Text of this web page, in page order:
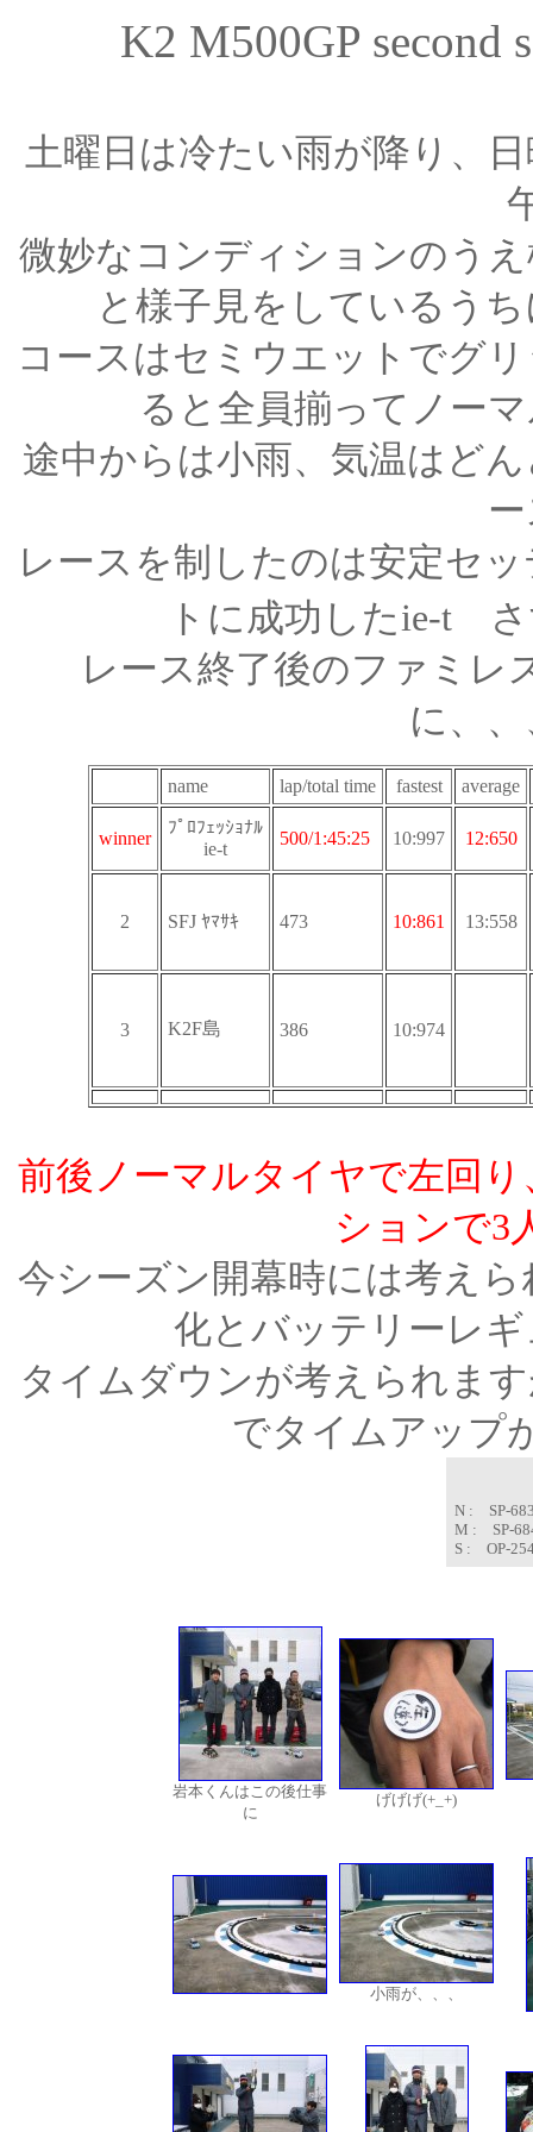
K2 M500GP
土曜日は冷たい雨が降り、
微妙なコンディションのう
と様子見をしているう
コースはセミウエットでグ
ると全員揃ってノー
途中からは小雨、気温はど
レースを制したのは安定セ
トに成功したie-t
レース終了後のファミレ
に、
name lap/total time fastest average
winner
ﾌﾟﾛﾌｪｯｼｮﾅﾙ
ie-t
500/1:45:25 10:997 12:650
2 SFJ ﾔﾏｻｷ 473 10:861 13:558
3 K2F島 386 10:974
前後ノーマルタイヤで左回
ションで3
今シーズン開幕時には考え
化とバッテリーレ
タイムダウンが考えられま
でタイムアップ
N : SP-
M : SP-
S : OP-
岩本くんはこの後仕事
に
げげげ(+_+)
小雨が、、、